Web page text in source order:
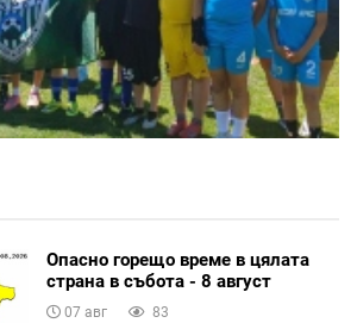
Опасно горещо време в цялата
страна в събота - 8 август
07 авг 83